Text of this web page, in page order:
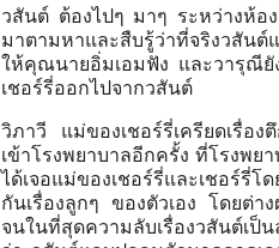
วสันต์ ต้องไปๆ มาๆ ระหว่างห้อ
มาตามหาและสืบรู้ว่าที่จริงวสัน
ให้คุณนายอิ่มเอมฟัง และวารุณียั
เชอร์รี่ออกไปจากวสันต์
วิภาวี แม่ของเชอร์รี่เครียดเรื่อ
เข้าโรงพยาบาลอีกครั้ง ที่โรงพ
ได้เจอแม่ของเชอร์รี่และเชอร์รี่
กันเรื่องลูกๆ ของตัวเอง โดยต่า
จนในที่สุดความลับเรื่องวสันต์เป็